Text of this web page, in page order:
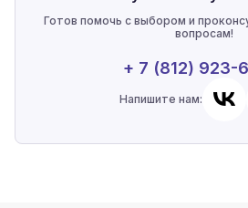
Готов помочь с выбором и
вопросам!
+ 7 (812) 923-
Напишите нам: